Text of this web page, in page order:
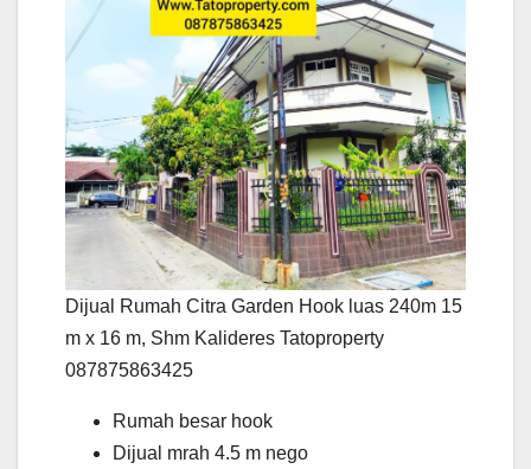
Dijual Rumah Citra Garden Hook luas 240m 15
m x 16 m, Shm Kalideres Tatoproperty
087875863425
Rumah besar hook
Dijual mrah 4.5 m nego